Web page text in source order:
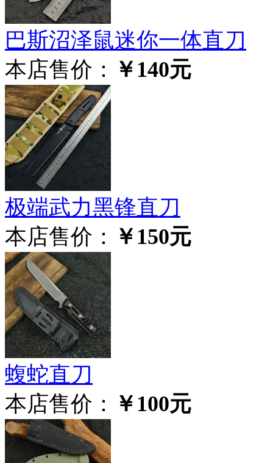
巴斯沼泽鼠迷你一体直刀
本店售价： ￥140元
极‮武端‬力黑锋直刀
本店售价： ￥150元
蝮蛇直刀
本店售价： ￥100元